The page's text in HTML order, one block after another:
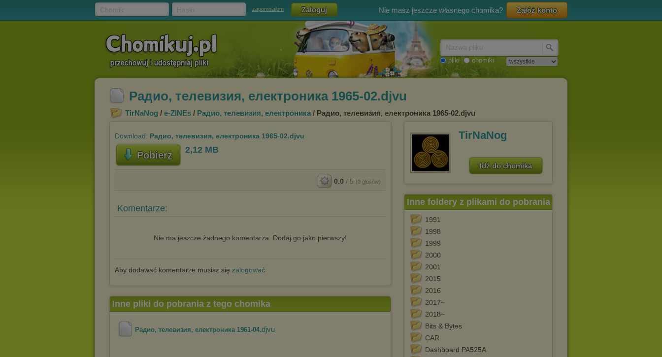
zapomniałem Nie masz jeszcze własnego chomika? Załóż konto
pliki chomiki
Радио, телевизия, електроника 1965-02.djvu
TirNaNog / e-ZINEs / Радио, телевизия, електроника / Радио, телевизия, електроника 1965-02.djvu
Download: Радио, телевизия, електроника 1965-02.djvu
Pobierz 2,12 MB
0.0 / 5 (0 głosów)
Komentarze:
Nie ma jeszcze żadnego komentarza. Dodaj go jako pierwszy!
Aby dodawać komentarze musisz się zalogować
TirNaNog
Idź do chomika
Inne foldery z plikami do pobrania
1991
1998
1999
2000
2001
2015
2016
2017~
2018~
Bits & Bytes
CAR
Dashboard PA525A
Inne pliki do pobrania z tego chomika
Радио, телевизия, електроника 1961-04.djvu